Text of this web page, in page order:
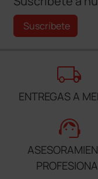
Suscríbete
local_shipping
ENTREGAS A
support_agent